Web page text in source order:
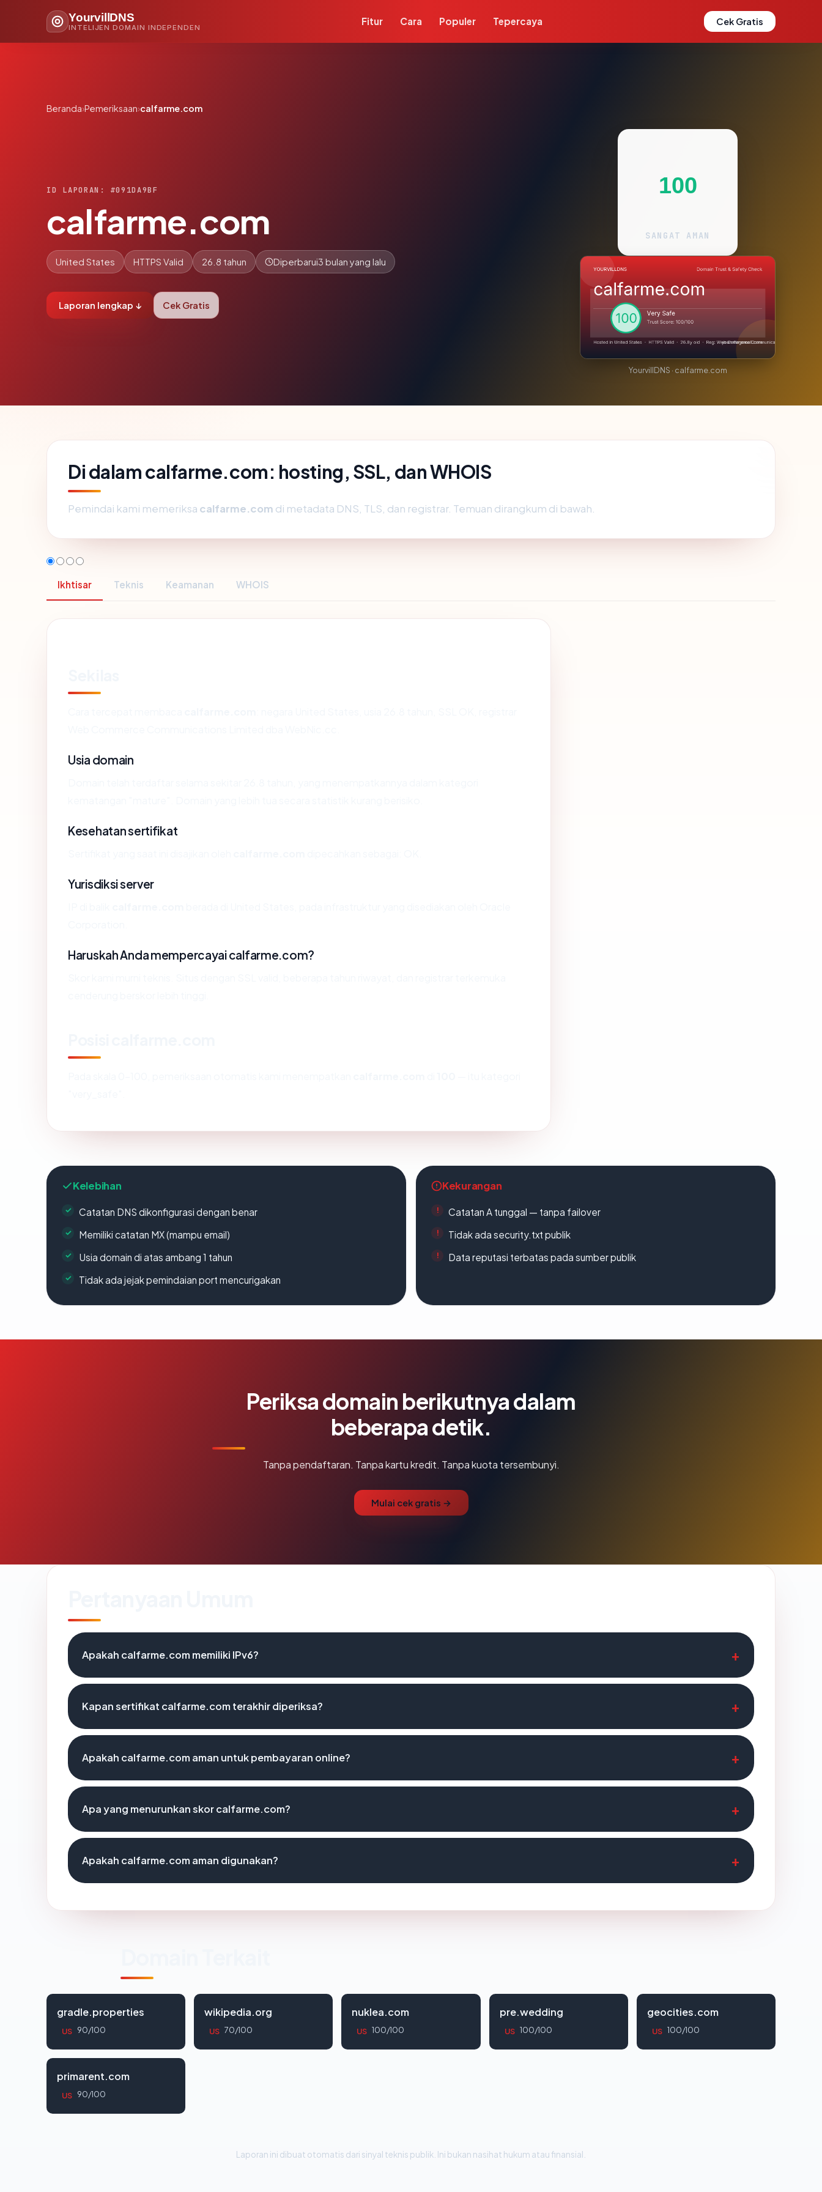
YourvillDNS
INTELIJEN DOMAIN INDEPENDEN
Fitur Cara Populer Tepercaya Cek Gratis
Beranda›Pemeriksaan›calfarme.com
ID LAPORAN: #091DA9BF
calfarme.com
United States HTTPS Valid 26.8 tahun Diperbarui3 bulan yang lalu
Laporan lengkap ↓ Cek Gratis
100
SANGAT AMAN
YourvillDNS · calfarme.com
Di dalam calfarme.com: hosting, SSL, dan WHOIS
Pemindai kami memeriksa calfarme.com di metadata DNS, TLS, dan registrar. Temuan dirangkum di bawah.
Ikhtisar Teknis Keamanan WHOIS
Usia domain
Kesehatan sertifikat
Yurisdiksi server
Haruskah Anda mempercayai calfarme.com?
Kelebihan
Catatan DNS dikonfigurasi dengan benar
Memiliki catatan MX (mampu email)
Usia domain di atas ambang 1 tahun
Tidak ada jejak pemindaian port mencurigakan
Kekurangan
Catatan A tunggal — tanpa failover
Tidak ada security.txt publik
Data reputasi terbatas pada sumber publik
Periksa domain berikutnya dalam
beberapa detik.
Tanpa pendaftaran. Tanpa kartu kredit. Tanpa kuota tersembunyi.
Mulai cek gratis →
Apakah calfarme.com memiliki IPv6?
Kapan sertifikat calfarme.com terakhir diperiksa?
Apakah calfarme.com aman untuk pembayaran online?
Apa yang menurunkan skor calfarme.com?
Apakah calfarme.com aman digunakan?
gradle.properties
US 90/100
wikipedia.org
US 70/100
nuklea.com
US 100/100
pre.wedding
US 100/100
geocities.com
US 100/100
primarent.com
US 90/100
Laporan ini dibuat otomatis dari sinyal teknis publik. Ini bukan nasihat hukum atau finansial.